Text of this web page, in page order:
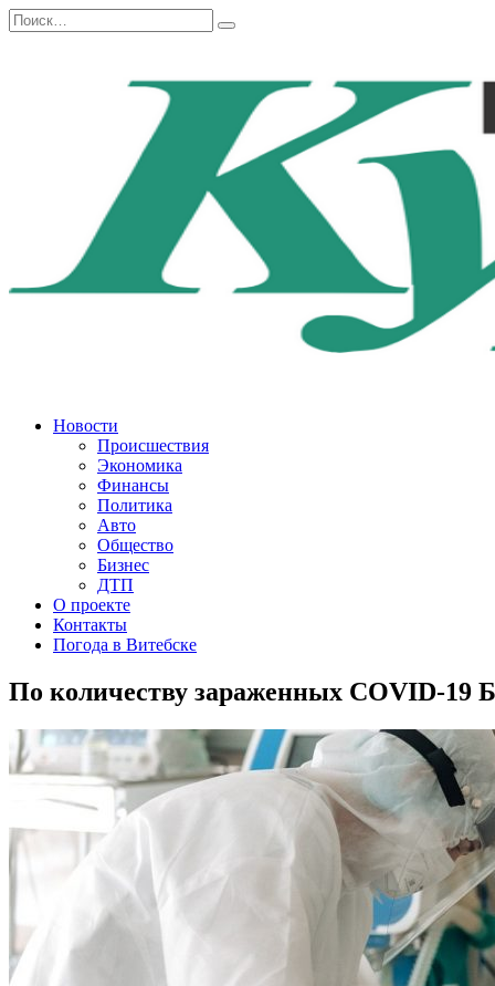
Перейти
к
Search
for:
Новости
Происшествия
Экономика
Финансы
Политика
Авто
Общество
Бизнес
ДТП
О проекте
Контакты
Погода в Витебске
По количеству зараженных COVID-19